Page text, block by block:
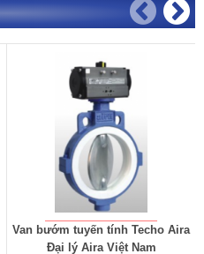
Van bướm tuyến tính Techo Aira
Đại lý Aira Việt Nam